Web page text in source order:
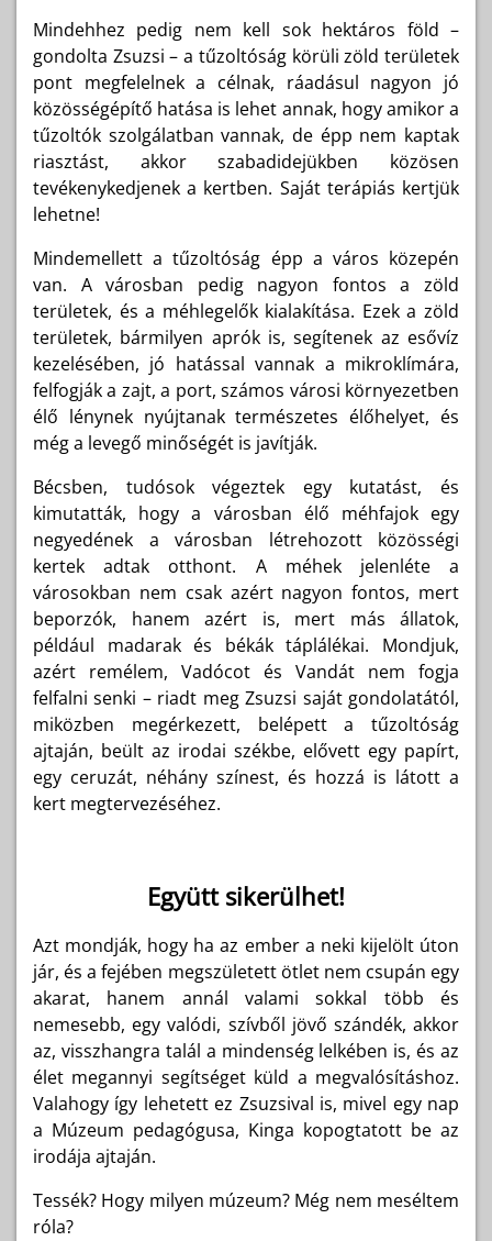
Mindehhez pedig nem kell sok hektáros föld –
gondolta Zsuzsi – a tűzoltóság körüli zöld területek
pont megfelelnek a célnak, ráadásul nagyon jó
közösségépítő hatása is lehet annak, hogy amikor a
tűzoltók szolgálatban vannak, de épp nem kaptak
riasztást, akkor szabadidejükben közösen
tevékenykedjenek a kertben. Saját terápiás kertjük
lehetne!
Mindemellett a tűzoltóság épp a város közepén
van. A városban pedig nagyon fontos a zöld
területek, és a méhlegelők kialakítása. Ezek a zöld
területek, bármilyen aprók is, segítenek az esővíz
kezelésében, jó hatással vannak a mikroklímára,
felfogják a zajt, a port, számos városi környezetben
élő lénynek nyújtanak természetes élőhelyet, és
még a levegő minőségét is javítják.
Bécsben, tudósok végeztek egy kutatást, és
kimutatták, hogy a városban élő méhfajok egy
negyedének a városban létrehozott közösségi
kertek adtak otthont. A méhek jelenléte a
városokban nem csak azért nagyon fontos, mert
beporzók, hanem azért is, mert más állatok,
például madarak és békák táplálékai. Mondjuk,
azért remélem, Vadócot és Vandát nem fogja
felfalni senki – riadt meg Zsuzsi saját gondolatától,
miközben megérkezett, belépett a tűzoltóság
ajtaján, beült az irodai székbe, elővett egy papírt,
egy ceruzát, néhány színest, és hozzá is látott a
kert megtervezéséhez.
Együtt sikerülhet!
Azt mondják, hogy ha az ember a neki kijelölt úton
jár, és a fejében megszületett ötlet nem csupán egy
akarat, hanem annál valami sokkal több és
nemesebb, egy valódi, szívből jövő szándék, akkor
az, visszhangra talál a mindenség lelkében is, és az
élet megannyi segítséget küld a megvalósításhoz.
Valahogy így lehetett ez Zsuzsival is, mivel egy nap
a Múzeum pedagógusa, Kinga kopogtatott be az
irodája ajtaján.
Tessék? Hogy milyen múzeum? Még nem meséltem
róla?